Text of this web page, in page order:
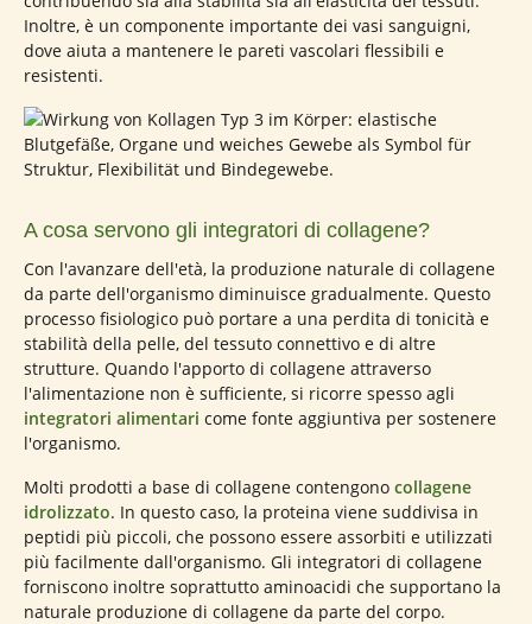
Inoltre, è un componente importante dei vasi sanguigni,
dove aiuta a mantenere le pareti vascolari flessibili e
resistenti.
A cosa servono gli integratori di collagene?
Con l'avanzare dell'età, la produzione naturale di collagene
da parte dell'organismo diminuisce gradualmente. Questo
processo fisiologico può portare a una perdita di tonicità e
stabilità della pelle, del tessuto connettivo e di altre
strutture. Quando l'apporto di collagene attraverso
l'alimentazione non è sufficiente, si ricorre spesso agli
integratori alimentari come fonte aggiuntiva per sostenere
l'organismo.
Molti prodotti a base di collagene contengono collagene
idrolizzato. In questo caso, la proteina viene suddivisa in
peptidi più piccoli, che possono essere assorbiti e utilizzati
più facilmente dall'organismo. Gli integratori di collagene
forniscono inoltre soprattutto aminoacidi che supportano la
naturale produzione di collagene da parte del corpo.